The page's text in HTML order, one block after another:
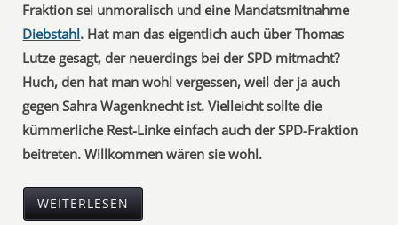
Fraktion sei unmoralisch und eine Mandatsmitnahme
Diebstahl. Hat man das eigentlich auch über Thomas
Lutze gesagt, der neuerdings bei der SPD mitmacht?
Huch, den hat man wohl vergessen, weil der ja auch
gegen Sahra Wagenknecht ist. Vielleicht sollte die
kümmerliche Rest-Linke einfach auch der SPD-Fraktion
beitreten. Willkommen wären sie wohl.
WEITERLESEN